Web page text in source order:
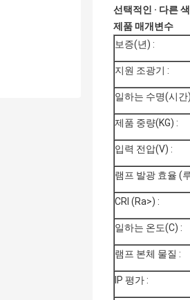
선택적인 · 다른
제품 매개변수
보증(년) :
지원 조광기 :
일하는 수명(시간
제품 중량(KG) :
입력 전압(V) :
램프 발광 효율 (
CRI (Ra>) :
일하는 온도(C) :
램프 본체 물질 :
IP 평가 :